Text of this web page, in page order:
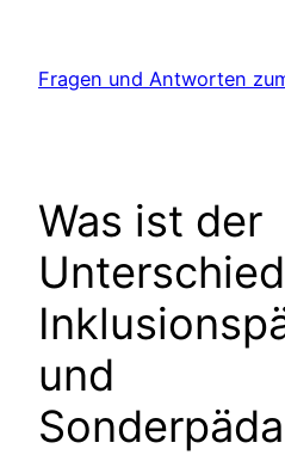
content
Fragen und Antworten
Was ist der
und